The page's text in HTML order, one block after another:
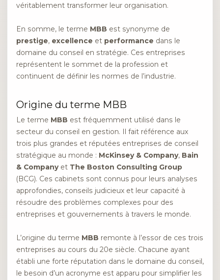
véritablement transformer leur organisation.
En somme, le terme MBB est synonyme de
prestige, excellence et performance dans le
domaine du conseil en stratégie. Ces entreprises
représentent le sommet de la profession et
continuent de définir les normes de l’industrie.
Origine du terme MBB
Le terme MBB est fréquemment utilisé dans le
secteur du conseil en gestion. Il fait référence aux
trois plus grandes et réputées entreprises de conseil
stratégique au monde : McKinsey & Company, Bain
& Companyet The Boston Consulting Group
(BCG). Ces cabinets sont connus pour leurs analyses
approfondies, conseils judicieux et leur capacité à
résoudre des problèmes complexes pour des
entreprises et gouvernements à travers le monde.
L’origine du terme MBB remonte à l’essor de ces trois
entreprises au cours du 20e siècle. Chacune ayant
établi une forte réputation dans le domaine du conseil,
le besoin d’un acronyme est apparu pour simplifier les